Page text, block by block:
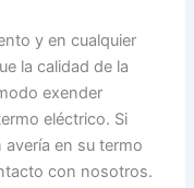
y en cualquier
la calidad de la
exender
eléctrico. Si
en su termo
con nosotros.